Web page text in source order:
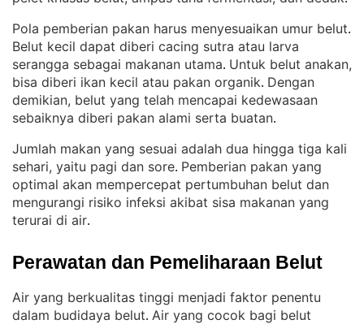
Pola pemberian pakan harus menyesuaikan umur belut
Belut kecil dapat diberi cacing sutra atau larva
serangga sebagai makanan utama. Untuk belut anakan,
bisa diberi ikan kecil atau pakan organik. Dengan
demikian, belut yang telah mencapai kedewasaan
sebaiknya diberi pakan alami serta buatan.
Jumlah makan yang sesuai adalah dua hingga tiga kali
sehari, yaitu pagi dan sore. Pemberian pakan yang
optimal akan mempercepat pertumbuhan belut dan
mengurangi risiko infeksi akibat sisa makanan yang
terurai di air.
Perawatan dan Pemeliharaan Belut
Air yang berkualitas tinggi menjadi faktor penentu
dalam budidaya belut. Air yang cocok bagi belut